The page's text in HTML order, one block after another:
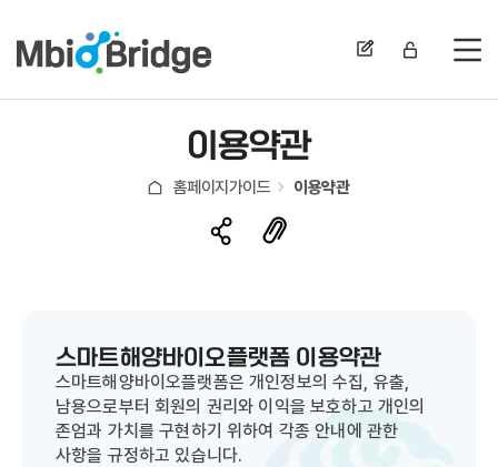
전
이용약관
홈페이지가이드 이용약관
스마트해양바이오플랫폼 이용약관
스마트해양바이오플랫폼은 개인정보의 수집, 유출,
남용으로부터 회원의 권리와 이익을 보호하고 개인의
존엄과 가치를 구현하기 위하여 각종 안내에 관한
사항을 규정하고 있습니다.